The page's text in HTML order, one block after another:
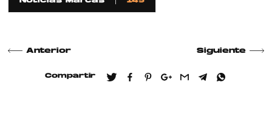
Anterior Siguiente
Compartir